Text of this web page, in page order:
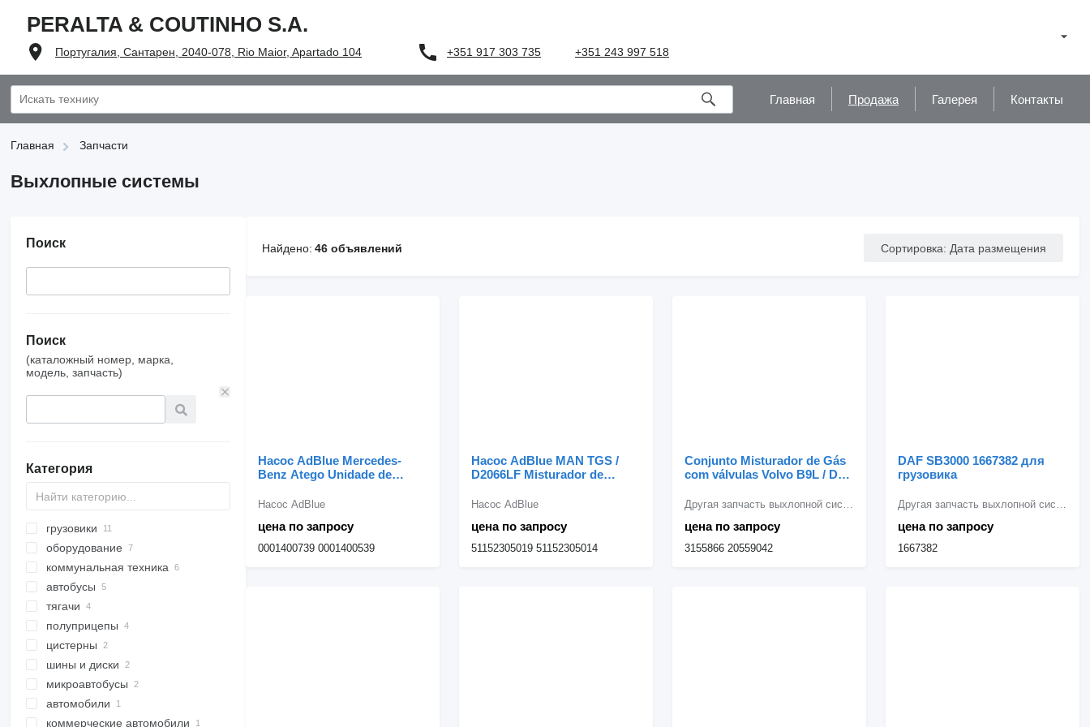
PERALTA & COUTINHO S.A.
Португалия, Сантарен, 2040-078, Rio Maior, Apartado 104 +351 917 303 735 +351 243 997 518
Главная Продажа Галерея Контакты
Главная Запчасти
Выхлопные системы
Поиск
Поиск
(каталожный номер, марка,
модель, запчасть)
Категория
грузовики
грузовики шасси
бортовые грузовики
самосвалы
авторефрижераторы
оборудование
оборудование для грузовой
коммунальная техника
спасательная техника
пожарные машины
автобусы
междугородные-пригородные
тягачи
полуприцепы
полуприцепы рефрижераторы
платформы
цистерны
полуприцепы цистерны
цистерны силосы
прицепы цистерны
цистерны для воды
шины и диски
грузовые шины
колпаки ступицы
микроавтобусы
пассажирские микроавтобусы
автомобили
коммерческие автомобили
Найдено: 46 объявлений Сортировка: Дата размещения
Насос AdBlue Mercedes-
Benz Atego Unidade de
для грузовика Mercedes-
цена по запросу
Насос AdBlue
0001400739 0001400539
Насос AdBlue MAN TGS /
D2066LF Misturador de
51152305019 для грузовика
цена по запросу
Насос AdBlue
51152305019 51152305014
Conjunto Misturador de Gás
com válvulas Volvo B9L / D9
com Válvulas de Injeção Volv
цена по запросу
Другая запчасть выхлопной системы
3155866 20559042
DAF SB3000 1667382 для
грузовика
цена по запросу
Другая запчасть выхлопной системы
1667382